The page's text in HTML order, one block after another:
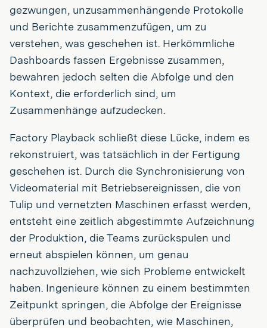
gezwungen, unzusammenhängende Protokolle
und Berichte zusammenzufügen, um zu
verstehen, was geschehen ist. Herkömmliche
Dashboards fassen Ergebnisse zusammen,
bewahren jedoch selten die Abfolge und den
Kontext, die erforderlich sind, um
Zusammenhänge aufzudecken.
Factory Playback schließt diese Lücke, indem es
rekonstruiert, was tatsächlich in der Fertigung
geschehen ist. Durch die Synchronisierung von
Videomaterial mit Betriebsereignissen, die von
Tulip und vernetzten Maschinen erfasst werden,
entsteht eine zeitlich abgestimmte Aufzeichnung
der Produktion, die Teams zurückspulen und
erneut abspielen können, um genau
nachzuvollziehen, wie sich Probleme entwickelt
haben. Ingenieure können zu einem bestimmten
Zeitpunkt springen, die Abfolge der Ereignisse
überprüfen und beobachten, wie Maschinen,